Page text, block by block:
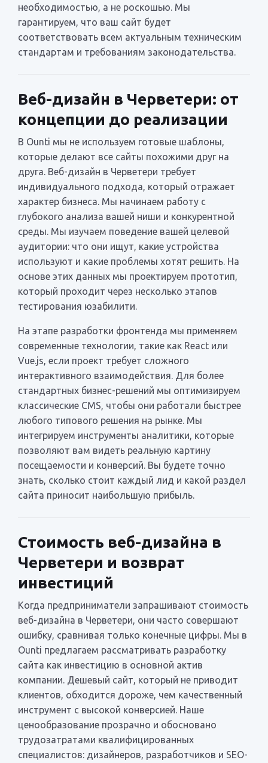
необходимостью, а не роскошью. Мы
гарантируем, что ваш сайт будет
соответствовать всем актуальным техническим
стандартам и требованиям законодательства.
Веб-дизайн в Черветери: от
концепции до реализации
В Ounti мы не используем готовые шаблоны,
которые делают все сайты похожими друг на
друга. Веб-дизайн в Черветери требует
индивидуального подхода, который отражает
характер бизнеса. Мы начинаем работу с
глубокого анализа вашей ниши и конкурентной
среды. Мы изучаем поведение вашей целевой
аудитории: что они ищут, какие устройства
используют и какие проблемы хотят решить. На
основе этих данных мы проектируем прототип,
который проходит через несколько этапов
тестирования юзабилити.
На этапе разработки фронтенда мы применяем
современные технологии, такие как React или
Vue.js, если проект требует сложного
интерактивного взаимодействия. Для более
стандартных бизнес-решений мы оптимизируем
классические CMS, чтобы они работали быстрее
любого типового решения на рынке. Мы
интегрируем инструменты аналитики, которые
позволяют вам видеть реальную картину
посещаемости и конверсий. Вы будете точно
знать, сколько стоит каждый лид и какой раздел
сайта приносит наибольшую прибыль.
Стоимость веб-дизайна в
Черветери и возврат
инвестиций
Когда предприниматели запрашивают стоимость
веб-дизайна в Черветери, они часто совершают
ошибку, сравнивая только конечные цифры. Мы в
Ounti предлагаем рассматривать разработку
сайта как инвестицию в основной актив
компании. Дешевый сайт, который не приводит
клиентов, обходится дороже, чем качественный
инструмент с высокой конверсией. Наше
ценообразование прозрачно и обосновано
трудозатратами квалифицированных
специалистов: дизайнеров, разработчиков и SEO-